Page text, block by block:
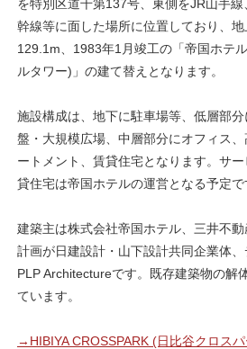
を特別区道千第137号、東側をJR山手
幹線等に面した場所に位置しており、
129.1m、1983年1月竣工の「帝国ホテ
ルタワー)」の建て替えとなります。
施設構成は、地下に駐車場等、低層部
盤・大規模広場、中層部分にオフィス
ートメント、賃貸住宅となります。サ
貸住宅は帝国ホテルの運営となる予定で
建築主は株式会社帝国ホテル、三井不
計画が日建設計・山下設計共同企業体
PLP Architectureです。既存建築物の解
ています。
→HIBIYA CROSSPARK (日比谷クロス